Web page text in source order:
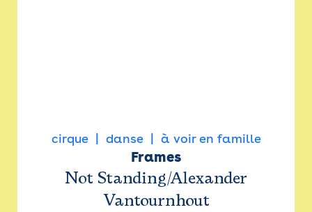
cirque danse à voir en famille
Frames
Not Standing/Alexander
Vantournhout